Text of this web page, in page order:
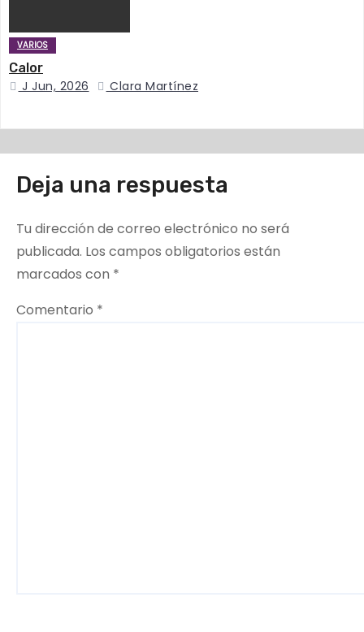
a
s
VARIOS
Calor
J Jun, 2026 Clara Martínez
Deja una respuesta
Tu dirección de correo electrónico no será
publicada. Los campos obligatorios están
marcados con *
Comentario *